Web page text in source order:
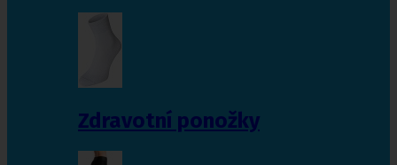
Zdravotní ponožky